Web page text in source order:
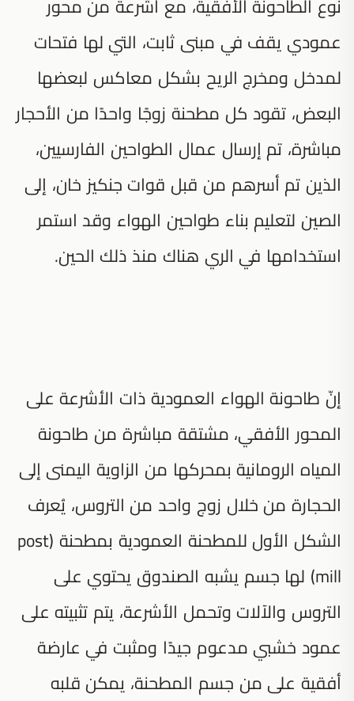
عمودي يقف في مبنى ثابت، التي لها فتحات
لمدخل ومخرج الريح بشكل معاكس لبعضها
البعض، تقود كل مطحنة زوجًا واحدًا من الأحجار
مباشرة، تم إرسال عمال الطواحين الفارسيين،
الذين تم أسرهم من قبل قوات جنكيز خان، إلى
الصين لتعليم بناء طواحين الهواء وقد استمر
استخدامها في الري هناك منذ ذلك الحين.
إنّ طاحونة الهواء العمودية ذات الأشرعة على
المحور الأفقي، مشتقة مباشرة من طاحونة
المياه الرومانية بمحركها من الزاوية اليمنى إلى
الحجارة من خلال زوج واحد من التروس، يُعرف
الشكل الأول للمطحنة العمودية بمطحنة (post
mill) لها جسم يشبه الصندوق يحتوي على
التروس والآلات وتحمل الأشرعة، يتم تثبيته على
عمود خشبي مدعوم جيدًا ومثبت في عارضة
أفقية على من جسم المطحنة، يمكن قلبه